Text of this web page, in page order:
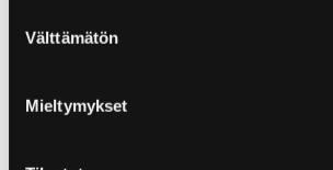
valinta
Välttämätön
Mieltymykset
Kerromme paikan päällä lisää
mm. Visit Porin, SuomiAreenan ja